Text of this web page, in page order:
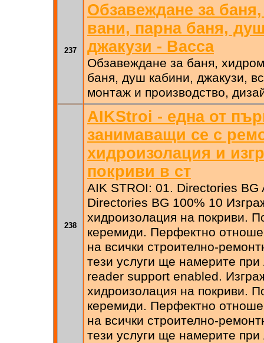
237
Обзавеждане за
вани, парна баня,
джакузи - Bacca
Обзавеждане за баня,
баня, душ кабини, джакузи,
монтаж и производство,
238
AIKStroi - една от
занимаващи се с
хидроизолация и
покриви в ст
AIK STROI: 01. Directories BG
Directories BG 100% 10
хидроизолация на покриви.
керемиди. Перфектно
на всички строително-
тези услуги ще намерите
reader support enabled.
хидроизолация на покриви.
керемиди. Перфектно
на всички строително-
тези услуги ще намерите